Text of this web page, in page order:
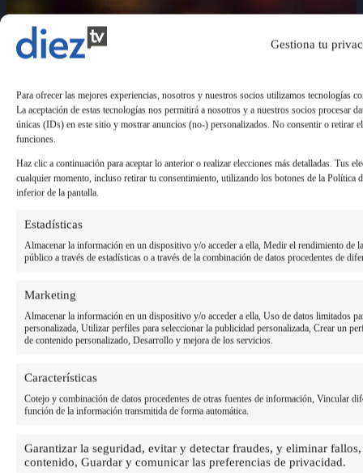
Gestiona tu
Para ofrecer las mejores experiencias, nosotros y nuestros socios utilizamos tecnologías
La aceptación de estas tecnologías nos permitirá a nosotros y a nuestros socios procesar
únicas (IDs) en este sitio y mostrar anuncios (no-) personalizados. No consentir o retirar
funciones.
Haz clic a continuación para aceptar lo anterior o realizar elecciones más detalladas. Tus
cualquier momento, incluso retirar tu consentimiento, utilizando los botones de la Política
inferior de la pantalla.
Estadísticas
Almacenar la información en un dispositivo y/o acceder a ella, Medir el rendimiento
público a través de estadísticas o a través de la combinación de datos procedentes de
Marketing
Almacenar la información en un dispositivo y/o acceder a ella, Uso de datos limitados
personalizada, Utilizar perfiles para seleccionar la publicidad personalizada, Crear un
de contenido personalizado, Desarrollo y mejora de los servicios.
Características
Cotejo y combinación de datos procedentes de otras fuentes de información, Vincular
función de la información transmitida de forma automática.
Garantizar la seguridad, evitar y detectar fraudes, y eliminar
contenido, Guardar y comunicar las preferencias de privacidad.